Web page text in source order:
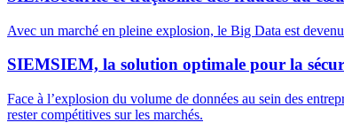
Avec un marché en pleine explosion, le Big Data est
SIEMSIEM, la solution optimale pour la
Face à l’explosion du volume de données au sein des
rester compétitives sur les marchés.